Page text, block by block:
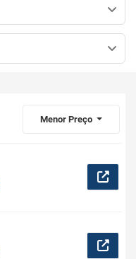
Menor Preço